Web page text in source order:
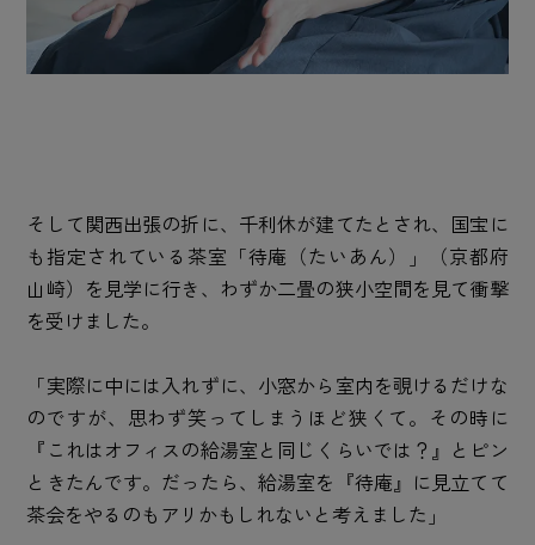
そして関西出張の折に、千利休が建てたとされ、国宝に
も指定されている茶室「待庵（たいあん）」（京都府
山崎）を見学に行き、わずか二畳の狭小空間を見て衝撃
を受けました。
「実際に中には入れずに、小窓から室内を覗けるだけな
のですが、思わず笑ってしまうほど狭くて。その時に
『これはオフィスの給湯室と同じくらいでは？』とピン
ときたんです。だったら、給湯室を『待庵』に見立てて
茶会をやるのもアリかもしれないと考えました」